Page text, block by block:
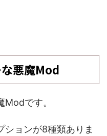
悪魔Mod
です。
ションが8種類ありま